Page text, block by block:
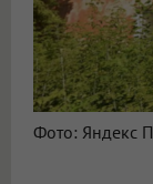
Фото: Яндекс